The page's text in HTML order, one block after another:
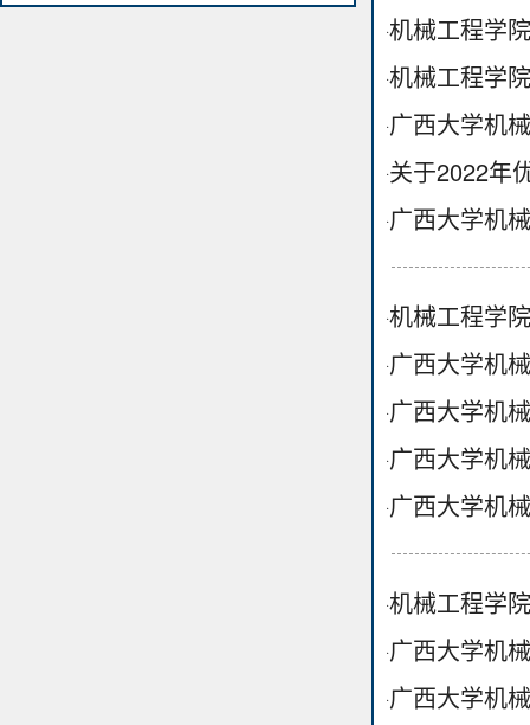
·机械工程学
·机械工程学
·广西大学机
·关于2022年
·广西大学机
·机械工程学
·广西大学机
·广西大学机
·广西大学机
·广西大学机
·机械工程学
·广西大学机
·广西大学机